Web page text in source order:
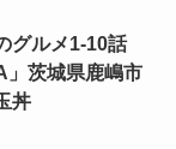
グルメ1-10話
」茨城県鹿嶋市
丼